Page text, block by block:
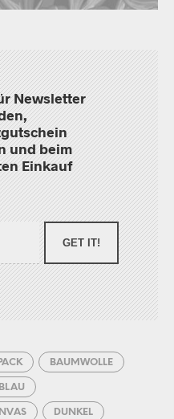
Newsletter
und beim
Einkauf
GET IT!
BAUMWOLLE
BLAU
DUNKEL